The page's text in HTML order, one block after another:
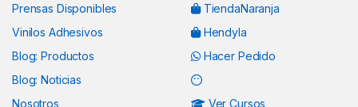
Prensas Disponibles
Vinilos Adhesivos
Blog: Productos
Blog: Noticias
Nosotros
TiendaNaranja
Hendyla
Hacer Pedido
Ver Cursos